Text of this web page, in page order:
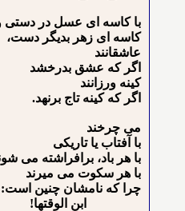
با کاسه ای عسل در دستی
کاسه ای زهر بدیگر دست،
عاشقانند
اگر که عشق بدرخشد
کینه ورزانند
اگر که کینه تاج برنهد.
می چرخند
با آفتاب یا تاریکی
با هر باد، برافراشته می
با هر سکوت می میرند
چرا که نامشان چنین است:
ابن الوقت⁯ها!